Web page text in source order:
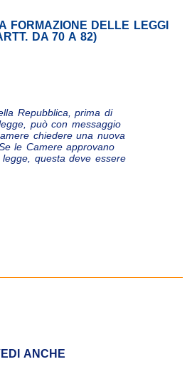
FORMAZIONE DELLE LEGGI
DA 70 A 82)
Repubblica, prima di
può con messaggio
chiedere una nuova
le Camere approvano
questa deve essere
ANCHE